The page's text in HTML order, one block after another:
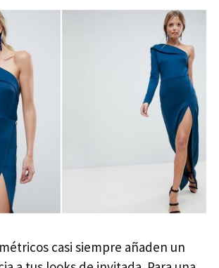
casi siempre añaden un